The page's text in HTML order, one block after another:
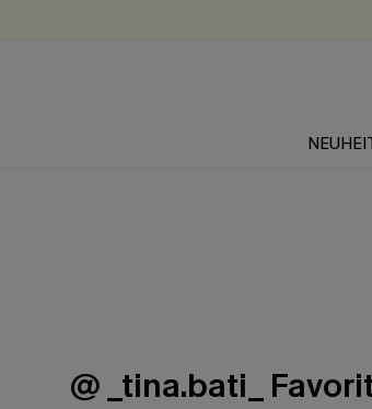
@ _tina.bati_